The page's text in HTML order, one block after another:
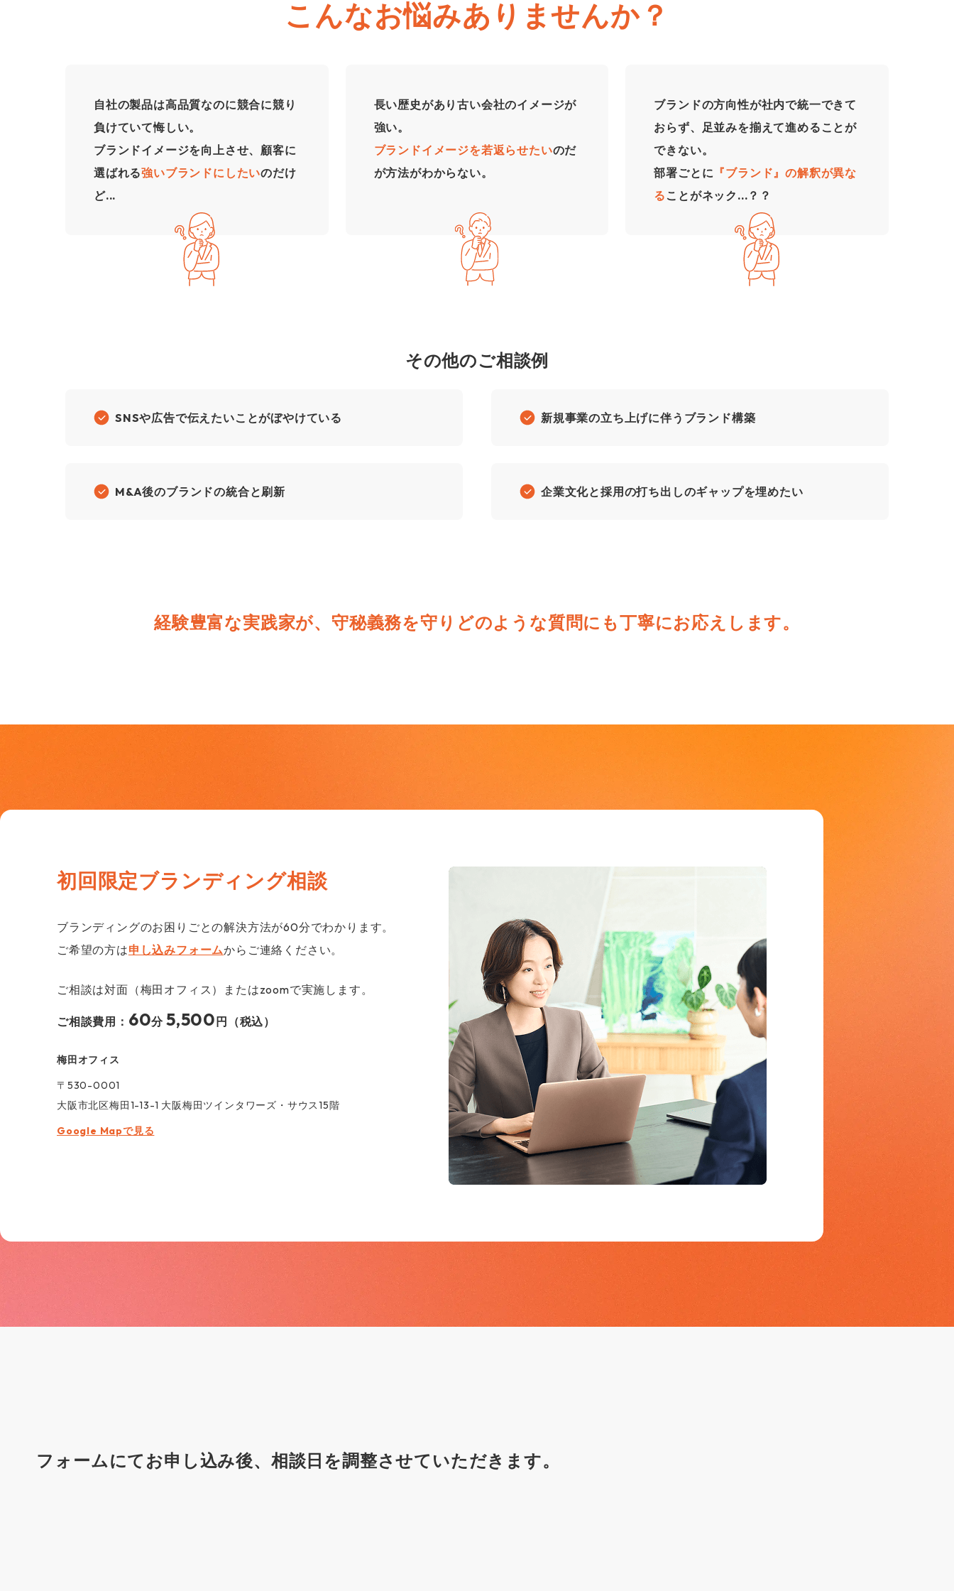
こんなお悩みありませんか？
自社の製品は高品質なのに競合に競り
負けていて悔しい。
ブランドイメージを向上させ、顧客に
選ばれる強いブランドにしたいのだけ
ど...
長い歴史があり古い会社のイメージが
強い。
ブランドイメージを若返らせたいのだ
が方法がわからない。
ブランドの方向性が社内で統一できて
おらず、足並みを揃えて進めることが
できない。
部署ごとに 『ブランド』の解釈が異な
る ことがネック...？？
その他のご相談例
SNSや広告で伝えたいことがぼやけている 新規事業の立ち上げに伴うブランド構築
M&A後のブランドの統合と刷新 企業文化と採用の打ち出しのギャップを埋めたい
経験豊富な実践家が、守秘義務を守り どのような質問にも丁寧にお応えします。
初回限定ブランディング相談
ブランディングのお困りごとの解決方法が60分でわかります。
ご希望の方は申し込みフォームからご連絡ください。
ご相談は対面（梅田オフィス）またはzoomで実施します。
ご相談費用： 60分5,500 円（税込）
梅⽥オフィス
〒530-0001
大阪市北区梅田1-13-1 大阪梅田ツインタワーズ・サウス15階
Google Mapで見る
フォームにてお申し込み後、 相談日を調整させていただきます。